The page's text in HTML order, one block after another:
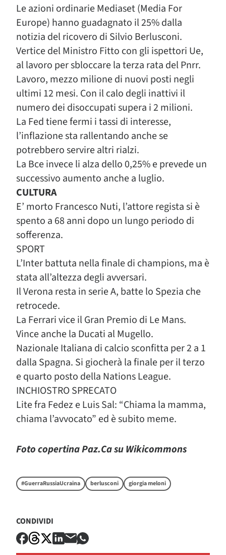
Le azioni ordinarie Mediaset (Media For
Europe) hanno guadagnato il 25% dalla
notizia del ricovero di Silvio Berlusconi.
Vertice del Ministro Fitto con gli ispettori Ue,
al lavoro per sbloccare la terza rata del Pnrr.
Lavoro, mezzo milione di nuovi posti negli
ultimi 12 mesi. Con il calo degli inattivi il
numero dei disoccupati supera i 2 milioni.
La Fed tiene fermi i tassi di interesse,
l’inflazione sta rallentando anche se
potrebbero servire altri rialzi.
La Bce invece li alza dello 0,25% e prevede un
successivo aumento anche a luglio.
CULTURA
E’ morto Francesco Nuti, l’attore regista si è
spento a 68 anni dopo un lungo periodo di
sofferenza.
SPORT
L’Inter battuta nella finale di champions, ma è
stata all’altezza degli avversari.
Il Verona resta in serie A, batte lo Spezia che
retrocede.
La Ferrari vice il Gran Premio di Le Mans.
Vince anche la Ducati al Mugello.
Nazionale Italiana di calcio sconfitta per 2 a 1
dalla Spagna. Si giocherà la finale per il terzo
e quarto posto della Nations League.
INCHIOSTRO SPRECATO
Lite fra Fedez e Luis Sal: “Chiama la mamma,
chiama l’avvocato” ed è subito meme.
Foto copertina Paz.Ca su Wikicommons
#GuerraRussiaUcraina berlusconi giorgia meloni
CONDIVIDI